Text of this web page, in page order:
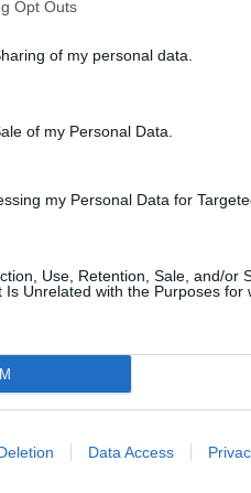
Opt Outs
of my personal data.
of my Personal Data.
my Personal Data for
Use, Retention, Sale, and/or
Unrelated with the Purposes for
Data Access
vijon
Korreshi
Lushnjës vijon